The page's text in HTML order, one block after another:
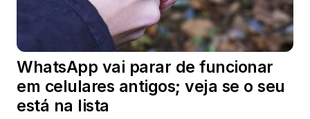
WhatsApp vai parar de funcionar
em celulares antigos; veja se o seu
está na lista